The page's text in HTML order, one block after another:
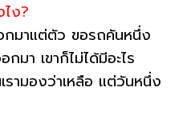
ง?
กมาแต่ตัว ขอรถคันหนึ่ง
มา เขาก็ไม่ได้มีอะไร
รามองว่าเหลือ แต่วันหนึ่ง